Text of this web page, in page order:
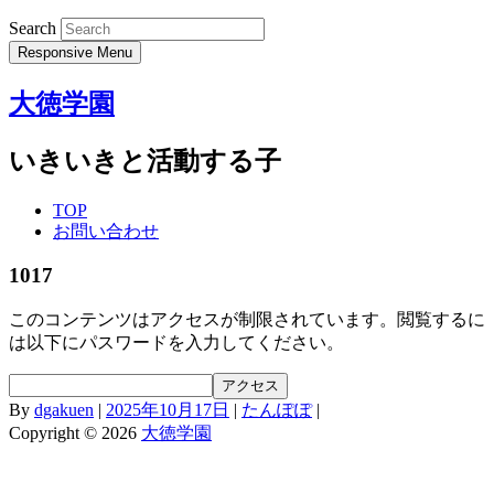
Search
Responsive Menu
大徳学園
いきいきと活動する子
TOP
お問い合わせ
1017
このコンテンツはアクセスが制限されています。閲覧するに
は以下にパスワードを入力してください。
By dgakuen | 2025年10月17日 | たんぽぽ|
Copyright © 2026 大徳学園